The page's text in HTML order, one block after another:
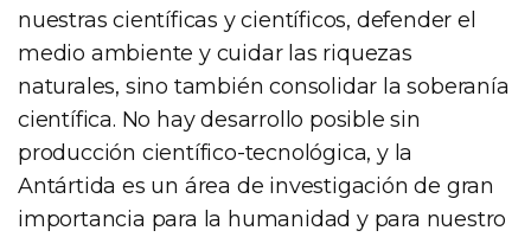
nuestras científicas y científicos, defender el
medio ambiente y cuidar las riquezas
naturales, sino también consolidar la soberanía
científica. No hay desarrollo posible sin
producción científico-tecnológica, y la
Antártida es un área de investigación de gran
importancia para la humanidad y para nuestro